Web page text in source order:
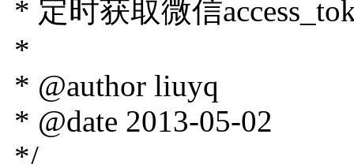
* 定时获取微信
*
* @author liuyq
* @date 2013-05-02
*/